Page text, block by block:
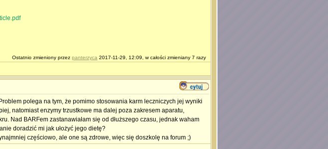
Ostatnio zmieniony przez panterzyca 2017-11-29, 12:09, w całości zmieniany 7 razy
polega na tym, że pomimo stosowania karm leczniczych jej wyniki
natomiast enzymy trzustkowe ma dalej poza zakresem aparatu,
Nad BARFem zastanawiałam się od dłuższego czasu, jednak waham
doradzić mi jak ułożyć jego dietę?
częściowo, ale one są zdrowe, więc się doszkolę na forum ;)